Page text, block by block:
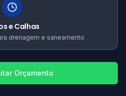
e Calhas
drenagem e saneamento
Orçamento